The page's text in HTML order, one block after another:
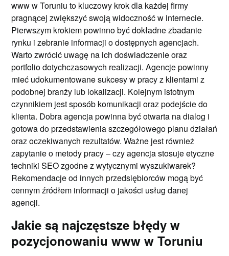
www w Toruniu to kluczowy krok dla każdej firmy
pragnącej zwiększyć swoją widoczność w internecie.
Pierwszym krokiem powinno być dokładne zbadanie
rynku i zebranie informacji o dostępnych agencjach.
Warto zwrócić uwagę na ich doświadczenie oraz
portfolio dotychczasowych realizacji. Agencje powinny
mieć udokumentowane sukcesy w pracy z klientami z
podobnej branży lub lokalizacji. Kolejnym istotnym
czynnikiem jest sposób komunikacji oraz podejście do
klienta. Dobra agencja powinna być otwarta na dialog i
gotowa do przedstawienia szczegółowego planu działań
oraz oczekiwanych rezultatów. Ważne jest również
zapytanie o metody pracy – czy agencja stosuje etyczne
techniki SEO zgodne z wytycznymi wyszukiwarek?
Rekomendacje od innych przedsiębiorców mogą być
cennym źródłem informacji o jakości usług danej
agencji.
Jakie są najczęstsze błędy w
pozycjonowaniu www w Toruniu